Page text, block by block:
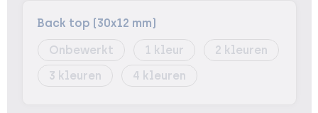
Back top (30x12 mm)
Onbewerkt
1
2
3
4